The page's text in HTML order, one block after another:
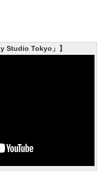
Studio Tokyo」】